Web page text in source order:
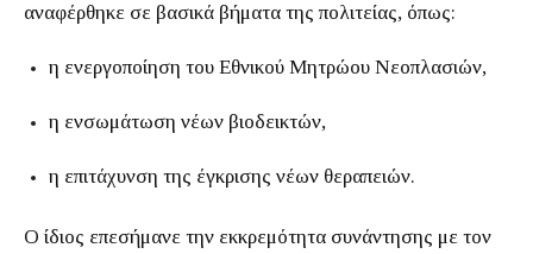
αναφέρθηκε σε βασικά βήματα της πολιτείας, όπως:
η ενεργοποίηση του Εθνικού Μητρώου Νεοπλασιών,
η ενσωμάτωση νέων βιοδεικτών,
η επιτάχυνση της έγκρισης νέων θεραπειών.
Ο ίδιος επεσήμανε την εκκρεμότητα συνάντησης με τον